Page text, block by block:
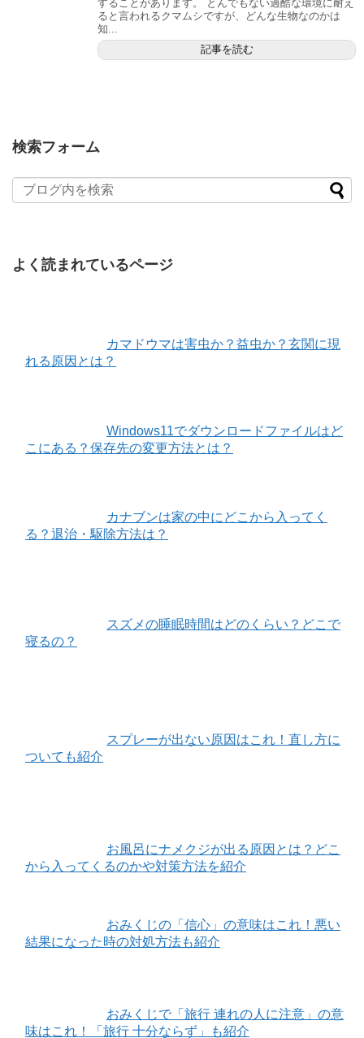
することがあります。 とんでもない過酷な環境に耐え
ると言われるクマムシですが、どんな生物なのかは
知...
記事を読む
検索フォーム
よく読まれているページ
カマドウマは害虫か？益虫か？玄関に現
れる原因とは？
Windows11でダウンロードファイルはど
こにある？保存先の変更方法とは？
カナブンは家の中にどこから入ってく
る？退治・駆除方法は？
スズメの睡眠時間はどのくらい？どこで
寝るの？
スプレーが出ない原因はこれ！直し方に
ついても紹介
お風呂にナメクジが出る原因とは？どこ
から入ってくるのかや対策方法を紹介
おみくじの「信心」の意味はこれ！悪い
結果になった時の対処方法も紹介
おみくじで「旅行 連れの人に注意」の意
味はこれ！「旅行 十分ならず」も紹介